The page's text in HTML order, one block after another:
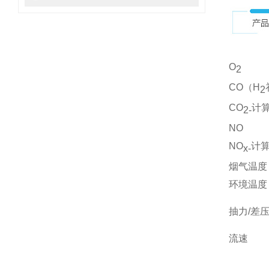
O2
CO （ H 2
CO2-计
NO
NOx-计
烟气温度
环境温度
抽力/差压
流速